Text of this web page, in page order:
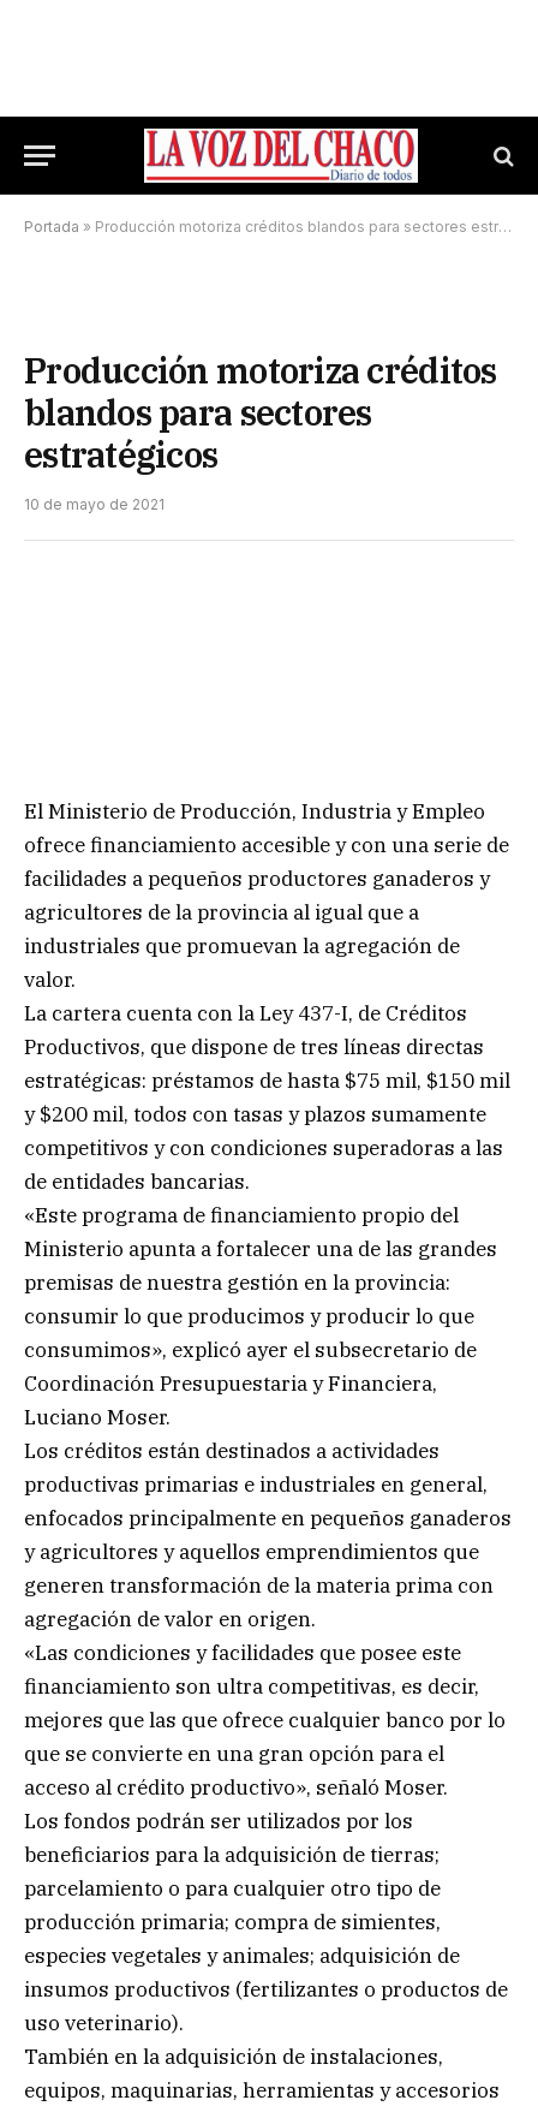
Portada » Producción motoriza créditos blandos para sectores estratégicos
Producción motoriza créditos
blandos para sectores
estratégicos
10 de mayo de 2021
El Ministerio de Producción, Industria y Empleo
ofrece financiamiento accesible y con una serie de
facilidades a pequeños productores ganaderos y
agricultores de la provincia al igual que a
industriales que promuevan la agregación de
valor.
La cartera cuenta con la Ley 437-I, de Créditos
Productivos, que dispone de tres líneas directas
estratégicas: préstamos de hasta $75 mil, $150 mil
y $200 mil, todos con tasas y plazos sumamente
competitivos y con condiciones superadoras a las
de entidades bancarias.
«Este programa de financiamiento propio del
Ministerio apunta a fortalecer una de las grandes
premisas de nuestra gestión en la provincia:
consumir lo que producimos y producir lo que
consumimos», explicó ayer el subsecretario de
Coordinación Presupuestaria y Financiera,
Luciano Moser.
Los créditos están destinados a actividades
productivas primarias e industriales en general,
enfocados principalmente en pequeños ganaderos
y agricultores y aquellos emprendimientos que
generen transformación de la materia prima con
agregación de valor en origen.
«Las condiciones y facilidades que posee este
financiamiento son ultra competitivas, es decir,
mejores que las que ofrece cualquier banco por lo
que se convierte en una gran opción para el
acceso al crédito productivo», señaló Moser.
Los fondos podrán ser utilizados por los
beneficiarios para la adquisición de tierras;
parcelamiento o para cualquier otro tipo de
producción primaria; compra de simientes,
especies vegetales y animales; adquisición de
insumos productivos (fertilizantes o productos de
uso veterinario).
También en la adquisición de instalaciones,
equipos, maquinarias, herramientas y accesorios